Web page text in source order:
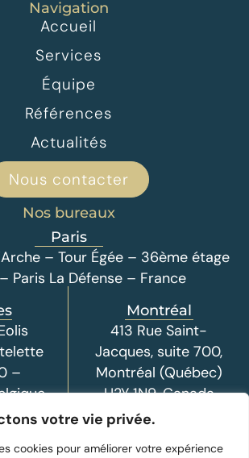
votre vie privée.
cookies pour améliorer votre expérience
Navigation
Accueil
Services
Équipe
Références
Actualités
Nous contacter
Nos bureaux
Paris
– Tour Égée – 36ème étage
Paris La Défense – France
–
Montréal
413 Rue Saint-
Jacques, suite 700,
Montréal (Québec)
H2Y 1N9, Canada